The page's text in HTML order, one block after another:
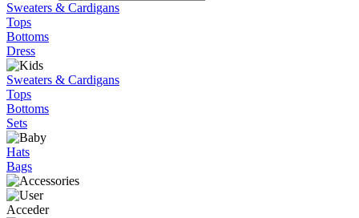
Sweaters & Cardigans
Tops
Bottoms
Dress
Sweaters & Cardigans
Tops
Bottoms
Sets
Hats
Bags
Acceder